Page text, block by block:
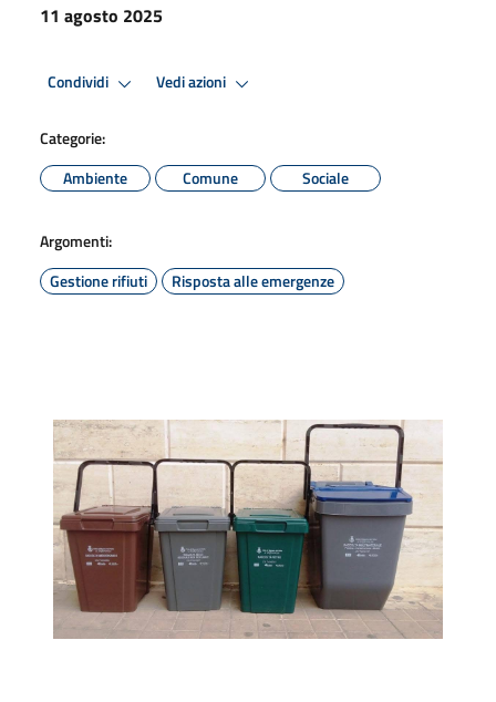
11 agosto 2025
Condividi Vedi azioni
Categorie:
Ambiente
Comune Sociale
Argomenti:
Gestione rifiuti
Risposta alle emergenze